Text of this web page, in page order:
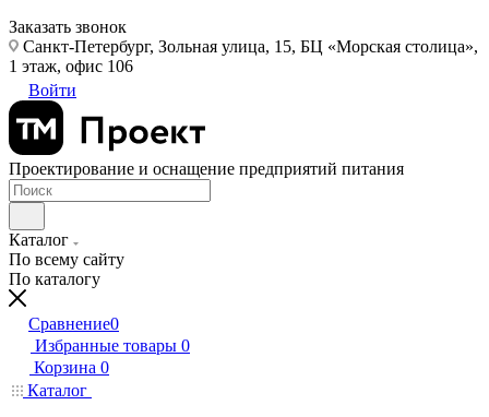
Заказать звонок
Санкт-Петербург, Зольная улица, 15, БЦ «Морская столица»,
1 этаж, офис 106
Войти
Проектирование и оснащение предприятий питания
Каталог
По всему сайту
По каталогу
Сравнение0
Избранные товары 0
Корзина 0
Каталог